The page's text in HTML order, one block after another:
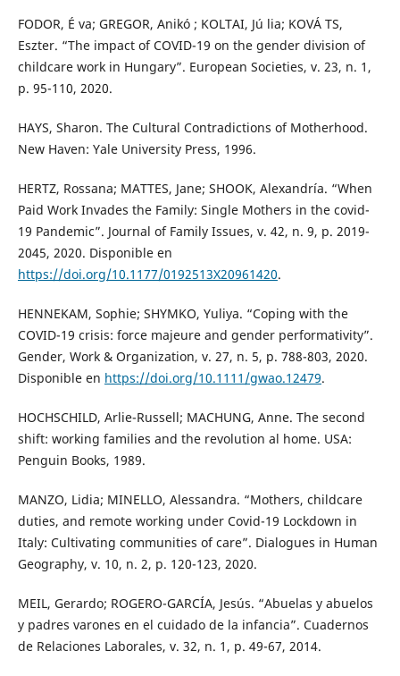
FODOR, É va; GREGOR, Anikó ; KOLTAI, Jú lia; KOVÁ TS,
Eszter. “The impact of COVID-19 on the gender division of
childcare work in Hungary”. European Societies, v. 23, n. 1,
p. 95-110, 2020.
HAYS, Sharon. The Cultural Contradictions of Motherhood.
New Haven: Yale University Press, 1996.
HERTZ, Rossana; MATTES, Jane; SHOOK, Alexandría. “When
Paid Work Invades the Family: Single Mothers in the covid-
19 Pandemic”. Journal of Family Issues, v. 42, n. 9, p. 2019-
2045, 2020. Disponible en
https://doi.org/10.1177/0192513X20961420.
HENNEKAM, Sophie; SHYMKO, Yuliya. “Coping with the
COVID-19 crisis: force majeure and gender performativity”.
Gender, Work & Organization, v. 27, n. 5, p. 788-803, 2020.
Disponible en https://doi.org/10.1111/gwao.12479.
HOCHSCHILD, Arlie-Russell; MACHUNG, Anne. The second
shift: working families and the revolution al home. USA:
Penguin Books, 1989.
MANZO, Lidia; MINELLO, Alessandra. “Mothers, childcare
duties, and remote working under Covid-19 Lockdown in
Italy: Cultivating communities of care”. Dialogues in Human
Geography, v. 10, n. 2, p. 120-123, 2020.
MEIL, Gerardo; ROGERO-GARCÍA, Jesús. “Abuelas y abuelos
y padres varones en el cuidado de la infancia”. Cuadernos
de Relaciones Laborales, v. 32, n. 1, p. 49-67, 2014.